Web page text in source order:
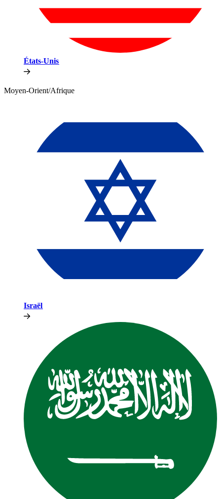
États-Unis​​
Moyen-Orient/Afrique​​
Israël​​